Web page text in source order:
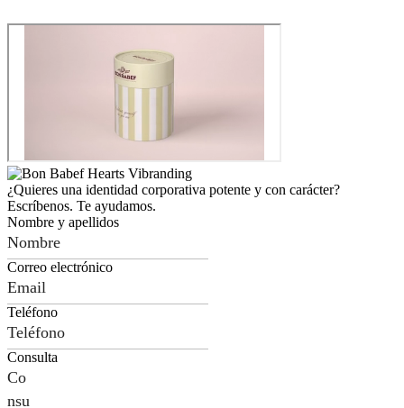
¿Quieres una identidad corporativa potente y con carácter?
Escríbenos. Te ayudamos.
Nombre y apellidos
Correo electrónico
Teléfono
Consulta